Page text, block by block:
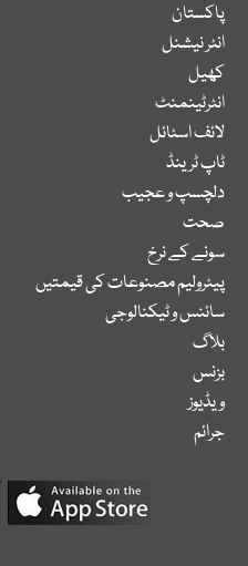
پاکستان
انٹر نیشنل
کھیل
انٹرٹینمنٹ
لائف اسٹائل
ٹاپ ٹرینڈ
دلچسپ و عجیب
صحت
سونے کے نرخ
پیٹرولیم مصنوعات کی قیمتیں
سائنس و ٹیکنالوجی
بلاگ
بزنس
ویڈیوز
جرائم